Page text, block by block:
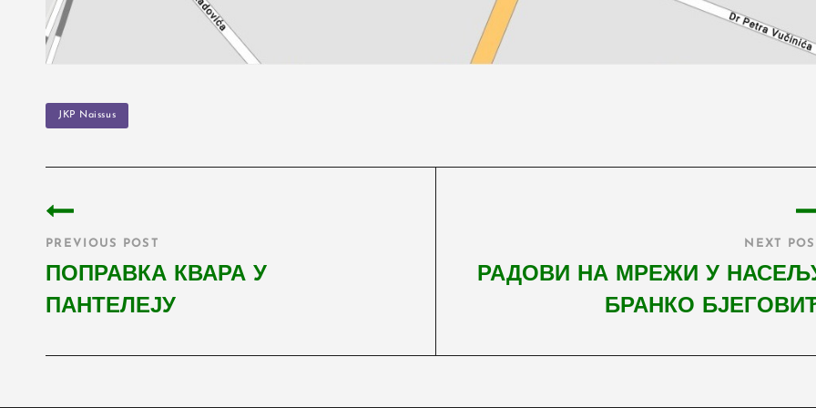
TAGS
JKP Naissus
navigation
PREVIOUS POST
ПОПРАВКА КВАРА У
ПАНТЕЛЕЈУ
Post
NEXT
РАДОВИ НА МРЕЖИ У
БРАНКО
Post